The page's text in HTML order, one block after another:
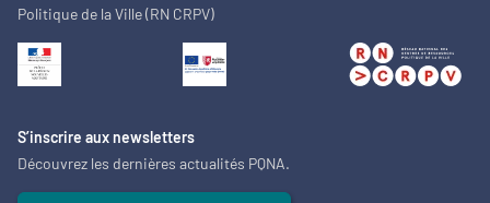
Politique de la Ville (RN CRPV)
S’inscrire aux newsletters
Découvrez les dernières actualités PQNA.